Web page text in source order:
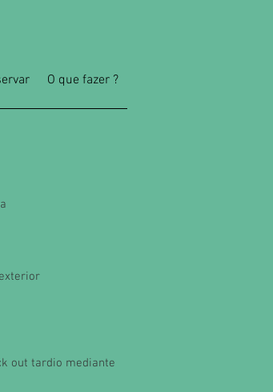
O que fazer ?
out tardio mediante